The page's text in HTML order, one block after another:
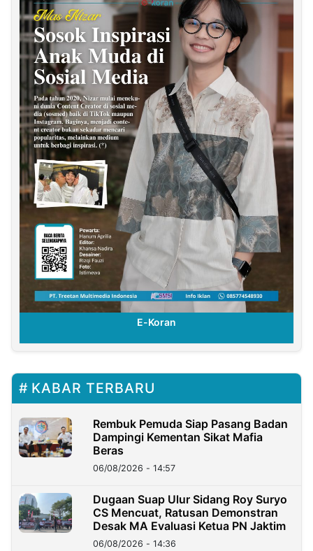
E-Koran
KABAR TERBARU
Rembuk Pemuda Siap Pasang Badan
Dampingi Kementan Sikat Mafia
Beras
06/08/2026 - 14:57
Dugaan Suap Ulur Sidang Roy Suryo
CS Mencuat, Ratusan Demonstran
Desak MA Evaluasi Ketua PN Jaktim
06/08/2026 - 14:36